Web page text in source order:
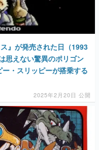
』が発売された日（1993
思えない驚異のポリゴン
・スリッピーが搭乗する
2025年2月20日 公開